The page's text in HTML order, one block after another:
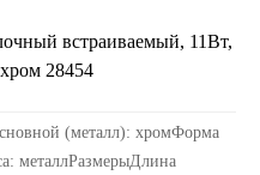
встраиваемый, 11Вт,
28454
(металл): хромФорма
металлРазмерыДлина